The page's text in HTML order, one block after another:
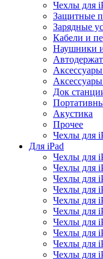
Чехлы для
Защитные
Зарядные
Кабели и
Наушники
Док
Акустика
Прочее
Чехлы для
Для iPad
Чехлы для
Чехлы для
Чехлы для
Чехлы для
Чехлы для
Чехлы для
Чехлы для
Чехлы для
Чехлы для
Чехлы для